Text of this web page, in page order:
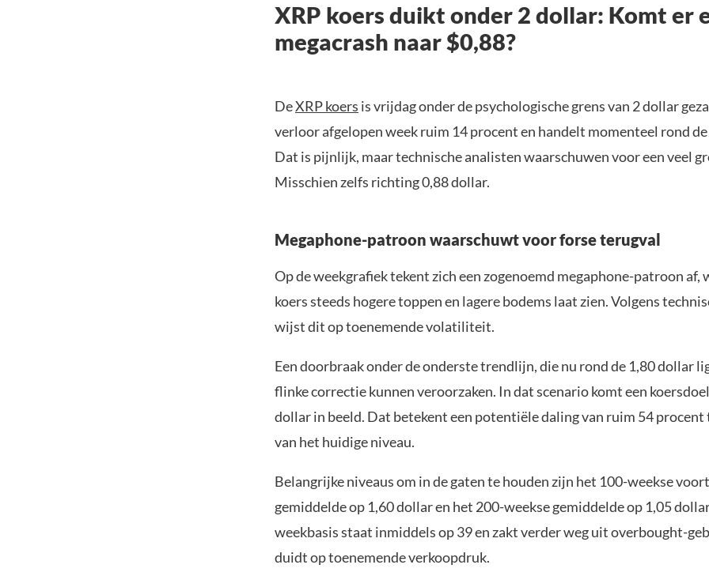
XRP koers duikt onder 2 dollar: Komt er
megacrash naar $0,88?
DeXRP koers is vrijdag onder de psychologische grens van 2 dollar
verloor afgelopen week ruim 14 procent en handelt momenteel rond
Dat is pijnlijk, maar technische analisten waarschuwen voor een veel
Misschien zelfs richting 0,88 dollar.
Megaphone-patroon waarschuwt voor forse terugval
Op de weekgrafiek tekent zich een zogenoemd megaphone-patroon af,
koers steeds hogere toppen en lagere bodems laat zien. Volgens
wijst dit op toenemende volatiliteit.
Een doorbraak onder de onderste trendlijn, die nu rond de 1,80 dollar
flinke correctie kunnen veroorzaken. In dat scenario komt een
dollar in beeld. Dat betekent een potentiële daling van ruim 54 procent
van het huidige niveau.
Belangrijke niveaus om in de gaten te houden zijn het 100-weekse
gemiddelde op 1,60 dollar en het 200-weekse gemiddelde op 1,05
weekbasis staat inmiddels op 39 en zakt verder weg uit overbought-
duidt op toenemende verkoopdruk.